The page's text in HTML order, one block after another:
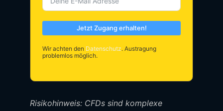
Jetzt Zugang erhalten!
Wir achten den Datenschutz. Austragung
problemlos möglich.
Risikohinweis: CFDs sind komplexe